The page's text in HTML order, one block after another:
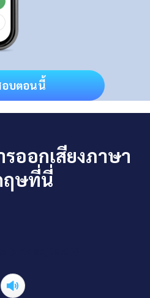
บตอนนี้
ออกเสียงภาษา
ฤษที่นี่